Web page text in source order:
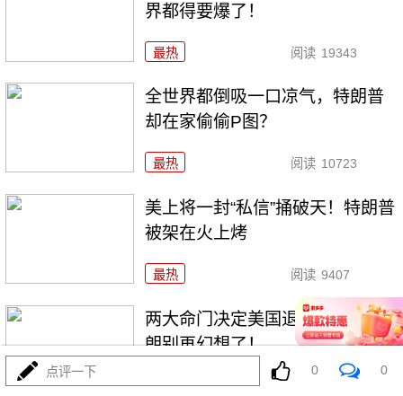
界都得要爆了！
最热 阅读 19343
全世界都倒吸一口凉气，特朗普
却在家偷偷P图？
最热 阅读 10723
美上将一封“私信”捅破天！特朗普
被架在火上烤
最热 阅读 9407
两大命门决定美国退无可退，伊
朗别再幻想了！
最热
点评一下 0 0